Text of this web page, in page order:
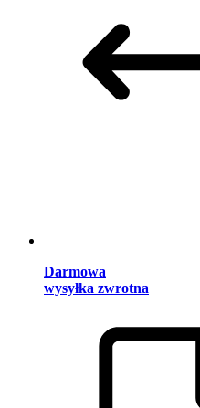
Darmowa
wysyłka zwrotna